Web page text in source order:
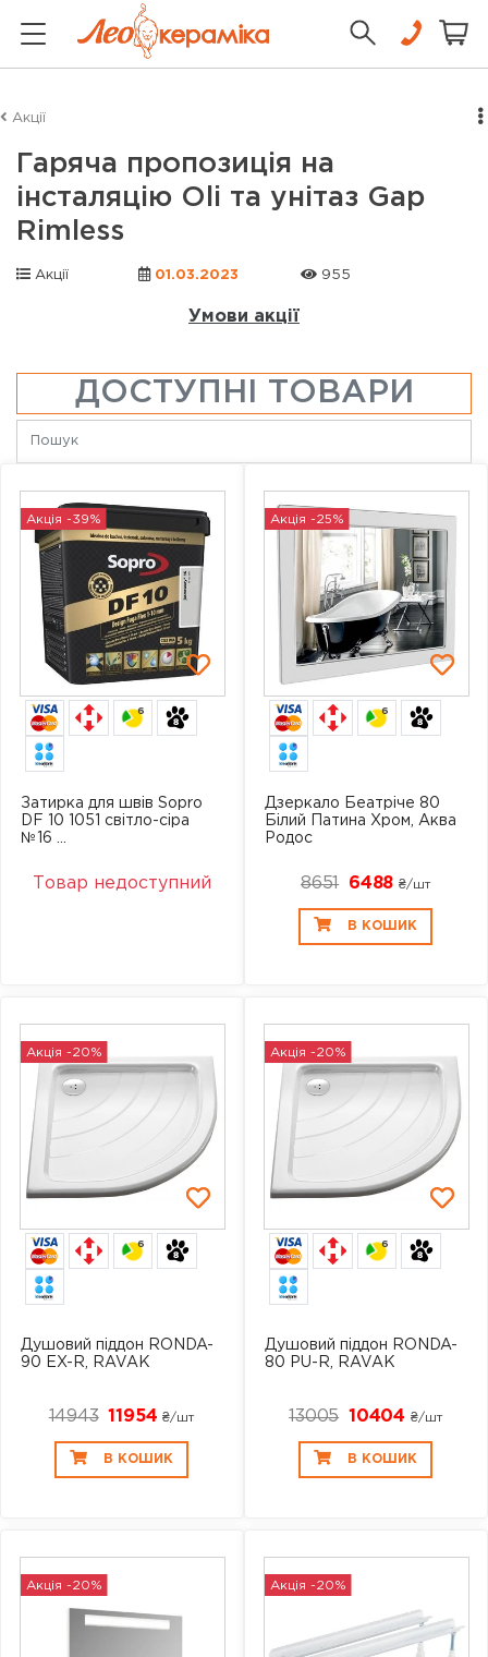
Акції
Гаряча пропозиція на
інсталяцію Oli та унітаз Gap
Rimless
Акції 01.03.2023 955
Умови акції
ДОСТУПНІ ТОВАРИ
Акція -39%
6
Затирка для швів Sopro
DF 10 1051 світло-сіра
№16 ...
Товар недоступний
Акція -25%
6
Дзеркало Беатріче 80
Білий Патина Хром, Аква
Родос
8651 6488 ₴/шт
В КОШИК
Акція -20%
6
Душовий піддон RONDA-
90 EX-R, RAVAK
14943 11954₴/шт
В КОШИК
Акція -20%
6
Душовий піддон RONDA-
80 PU-R, RAVAK
13005 10404 ₴/шт
В КОШИК
Акція -20% Акція -20%